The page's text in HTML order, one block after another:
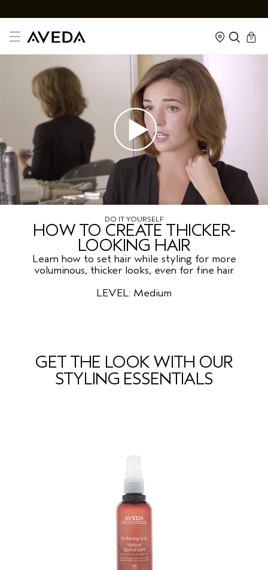
cart
0
kapalı
DO IT YOURSELF
HOW TO CREATE THICKER-
LOOKING HAIR
Learn how to set hair while styling for more
voluminous, thicker looks, even for fine hair.
LEVEL: Medium
GET THE LOOK WITH OUR
STYLING ESSENTIALS